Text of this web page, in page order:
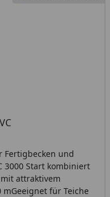
und
3000 Start kombiniert
attraktivem
mGeeignet für Teiche